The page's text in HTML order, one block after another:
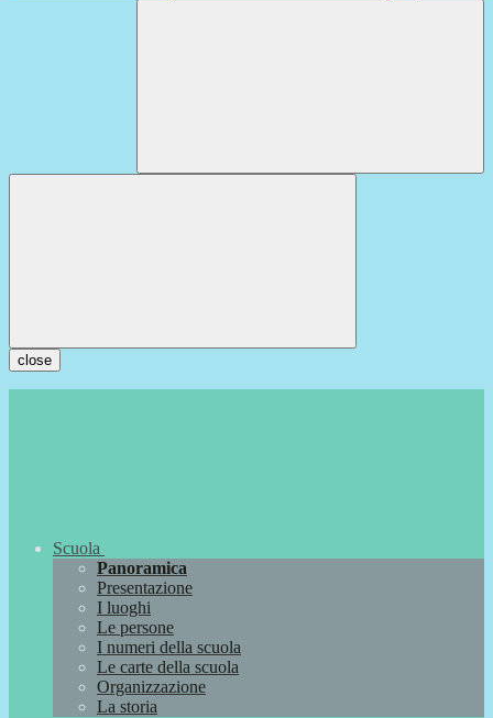
close
Scuola
Panoramica
Presentazione
I luoghi
Le persone
I numeri della scuola
Le carte della scuola
Organizzazione
La storia